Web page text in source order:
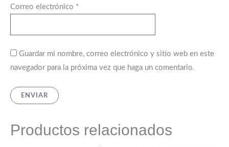
Correo electrónico *
Guardar mi nombre, correo electrónico y sitio web en este
navegador para la próxima vez que haga un comentario.
Productos relacionados